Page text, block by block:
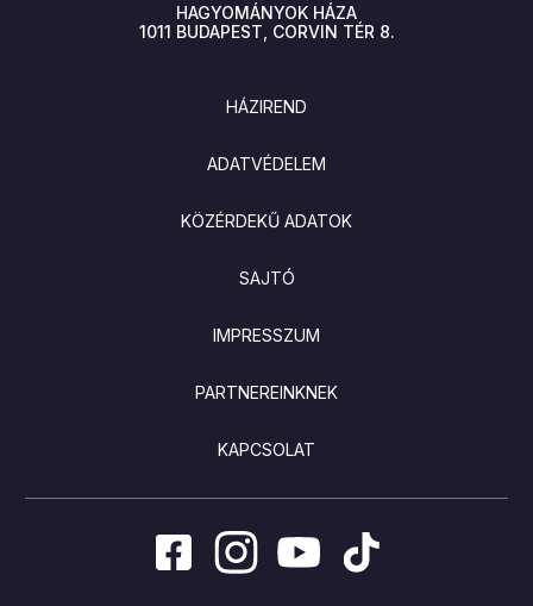
HAGYOMÁNYOK HÁZA
1011 BUDAPEST CORVIN TÉR 8.
HÁZIREND
ADATVÉDELEM
KÖZÉRDEKŰ ADATOK
SAJTÓ
IMPRESSZUM
PARTNEREINKNEK
KAPCSOLAT